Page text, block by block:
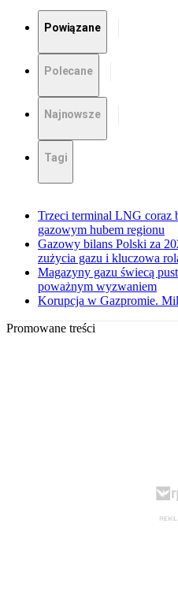
Powiązane
Polecane
Najnowsze
Tagi
Trzeci terminal LNG coraz
gazowym hubem regionu
Gazowy bilans Polski za
zużycia gazu i kluczowa
Magazyny gazu świecą
poważnym wyzwaniem
Korupcja w Gazpromie.
Promowane treści